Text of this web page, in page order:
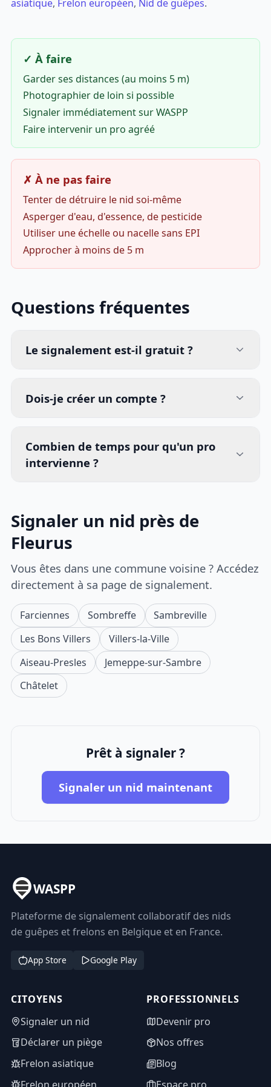
asiatique, Frelon européen, Nid de guêpes.
✓ À faire
Garder ses distances (au moins 5 m)
Photographier de loin si possible
Signaler immédiatement sur WASPP
Faire intervenir un pro agréé
✗ À ne pas faire
Tenter de détruire le nid soi-même
Asperger d'eau, d'essence, de pesticide
Utiliser une échelle ou nacelle sans EPI
Approcher à moins de 5 m
Questions fréquentes
Le signalement est-il gratuit ?
Dois-je créer un compte ?
Combien de temps pour qu'un pro
intervienne ?
Signaler un nid près de
Fleurus
Vous êtes dans une commune voisine ? Accédez
directement à sa page de signalement.
Farciennes Sombreffe
Sambreville
Les Bons Villers
Villers-la-Ville
Aiseau-Presles
Jemeppe-sur-Sambre
Châtelet
Prêt à signaler ?
Signaler un nid maintenant
WASPP
Plateforme de signalement collaboratif des nids
de guêpes et frelons en Belgique et en France.
App Store Google Play
CITOYENS
Signaler un nid
Déclarer un piège
Frelon asiatique
PROFESSIONNELS
Devenir pro
Nos offres
Blog